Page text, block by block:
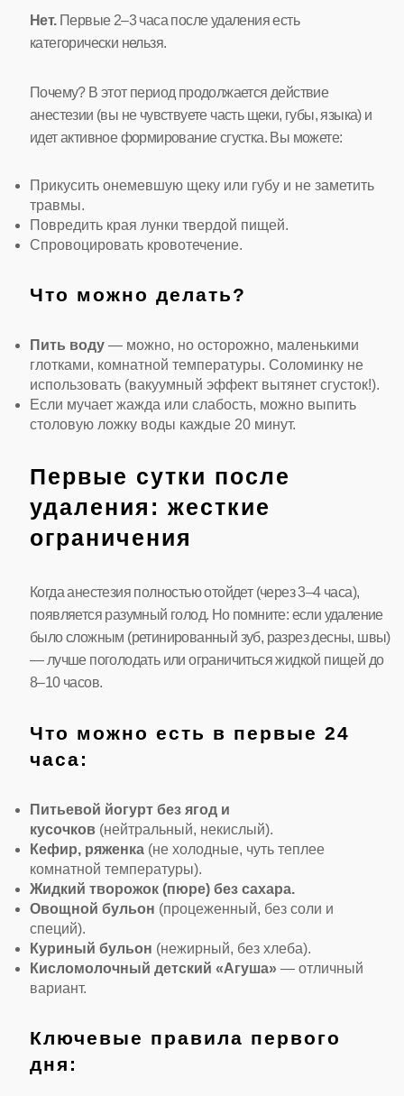
Нет.Первые 2–3 часа после удаления есть
категорически нельзя.
Почему? В этот период продолжается действие
анестезии (вы не чувствуете часть щеки, губы, языка) и
идет активное формирование сгустка. Вы можете:
Прикусить онемевшую щеку или губу и не заметить
травмы.
Повредить края лунки твердой пищей.
Спровоцировать кровотечение.
Что можно делать?
Пить воду — можно, но осторожно, маленькими
глотками, комнатной температуры. Соломинку не
использовать (вакуумный эффект вытянет сгусток!).
Если мучает жажда или слабость, можно выпить
столовую ложку воды каждые 20 минут.
Первые сутки после
удаления: жесткие
ограничения
Когда анестезия полностью отойдет (через 3–4 часа),
появляется разумный голод. Но помните: если удаление
было сложным (ретинированный зуб, разрез десны, швы)
— лучше поголодать или ограничиться жидкой пищей до
8–10 часов.
Что можно есть в первые 24
часа:
Питьевой йогурт без ягод и
кусочков (нейтральный, некислый).
Кефир, ряженка (не холодные, чуть теплее
комнатной температуры).
Жидкий творожок (пюре) без сахара.
Овощной бульон (процеженный, без соли и
специй).
Куриный бульон (нежирный, без хлеба).
Кисломолочный детский «Агуша» — отличный
вариант.
Ключевые правила первого
дня: